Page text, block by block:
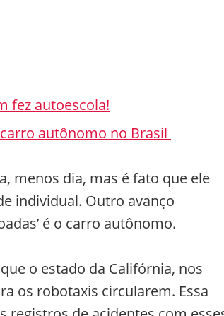
fez autoescola!
autônomo no Brasil
menos dia, mas é fato que ele
individual. Outro avanço
é o carro autônomo.
o estado da Califórnia, nos
os robotaxis circularem. Essa